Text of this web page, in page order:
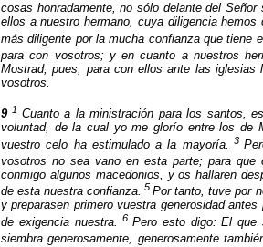
cosas honradamente, no sólo delante del
ellos a nuestro hermano, cuya diligencia
más diligente por la mucha confianza que tiene
para con vosotros; y en cuanto a nuestros
Mostrad, pues, para con ellos ante las iglesias
vosotros.
91 Cuanto a la ministración para los santos,
voluntad, de la cual yo me glorío entre los de
vuestro celo ha estimulado a la mayoría.
3
vosotros no sea vano en esta parte; para que
conmigo algunos macedonios, y os hallaren
de esta nuestra confianza. 5 Por tanto, tuve por
y preparasen primero vuestra generosidad
de exigencia nuestra.
6 Pero esto digo: El que
siembra generosamente, generosamente